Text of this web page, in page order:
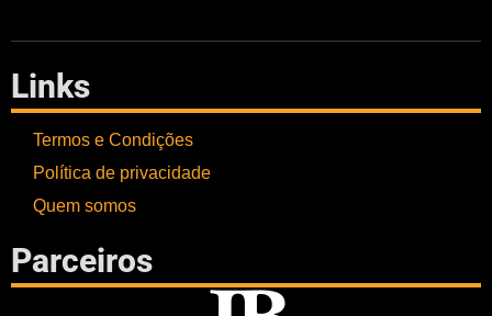
Links
Termos e Condições
Política de privacidade
Quem somos
Parceiros